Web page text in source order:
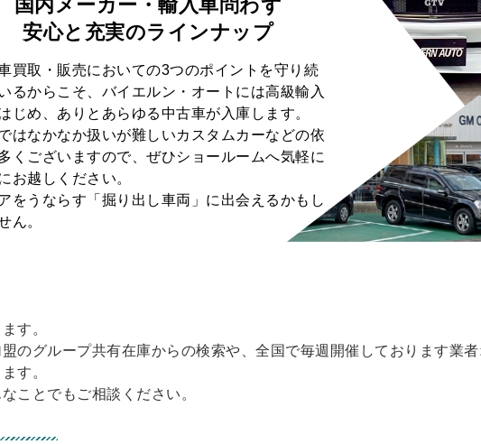
国内メーカー・輸入車問わず
安心と充実のラインナップ
買取・販売においての3つのポイントを守り続
るからこそ、バイエルン・オートには高級輸入
じめ、ありとあらゆる中古車が入庫します。
はなかなか扱いが難しいカスタムカーなどの依
くございますので、ぜひショールームへ気軽に
お越しください。
をうならす「掘り出し車両」に出会えるかもし
ん。
す。
のグループ共有在庫からの検索や、全国で毎週開催しております業
す。
ことでもご相談ください。